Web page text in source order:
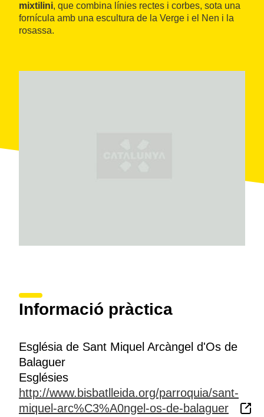
mixtilini, que combina línies rectes i corbes, sota una
fornícula amb una escultura de la Verge i el Nen i la
rosassa.
Informació pràctica
Església de Sant Miquel Arcàngel d'Os de
Balaguer
Esglésies
http://www.bisbatlleida.org/parroquia/sant-
miquel-arc%C3%A0ngel-os-de-balaguer